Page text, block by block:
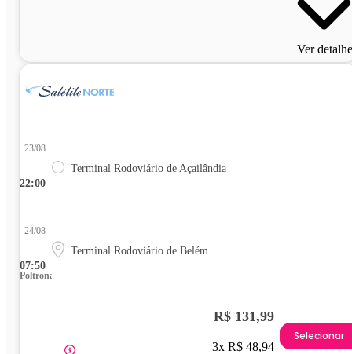
Ver
22:00
23/08
Terminal Rodoviário de Açailândia
07:50
24/08
Terminal Rodoviário de Belém
Poltrona
R$ 131,99
3x R$ 48,94
Selecionar